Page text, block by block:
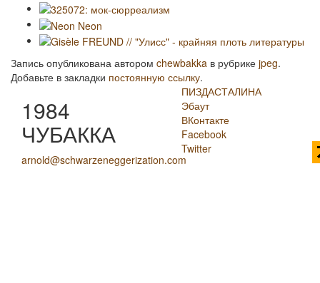
Запись опубликована автором chewbakka в рубрике jpeg.
Добавьте в закладки постоянную ссылку.
1984
ЧУБАККА
arnold@schwarzeneggerization.com
ПИЗДАСТАЛИНА
Эбаут
ВКонтакте
Facebook
Twitter